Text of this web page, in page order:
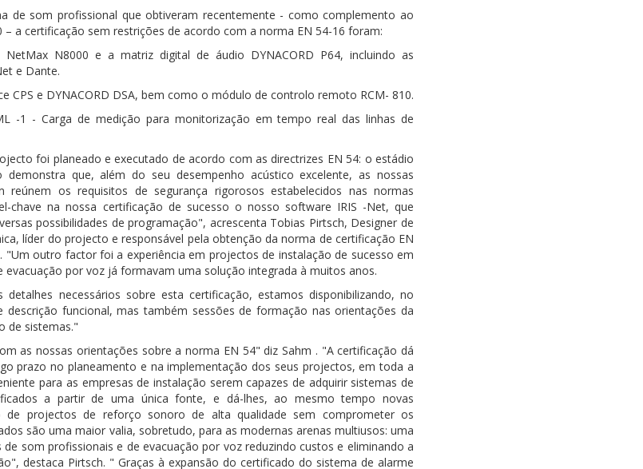
de som profissional que obtiveram recentemente - como complemento ao
– a certificação sem restrições de acordo com a norma EN 54-16 foram:
NetMax N8000 e a matriz digital de áudio DYNACORD P64, incluindo as
e Dante.
CPS e DYNACORD DSA, bem como o módulo de controlo remoto RCM- 810.
-1 - Carga de medição para monitorização em tempo real das linhas de
foi planeado e executado de acordo com as directrizes EN 54: o estádio
demonstra que, além do seu desempenho acústico excelente, as nossas
os requisitos de segurança rigorosos estabelecidos nas normas
chave na nossa certificação de sucesso o nosso software IRIS -Net, que
possibilidades de programação", acrescenta Tobias Pirtsch, Designer de
líder do projecto e responsável pela obtenção da norma de certificação EN
"Um outro factor foi a experiência em projectos de instalação de sucesso em
por voz já formavam uma solução integrada à muitos anos.
necessários sobre esta certificação, estamos disponibilizando, no
funcional, mas também sessões de formação nas orientações da
de sistemas."
as nossas orientações sobre a norma EN 54" diz Sahm . "A certificação dá
prazo no planeamento e na implementação dos seus projectos, em toda a
para as empresas de instalação serem capazes de adquirir sistemas de
a partir de uma única fonte, e dá-lhes, ao mesmo tempo novas
de projectos de reforço sonoro de alta qualidade sem comprometer os
são uma maior valia, sobretudo, para as modernas arenas multiusos: uma
som profissionais e de evacuação por voz reduzindo custos e eliminando a
destaca Pirtsch. " Graças à expansão do certificado do sistema de alarme